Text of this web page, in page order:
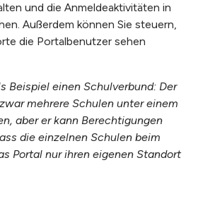
und die Anmeldeaktivitäten in
Außerdem können Sie steuern,
die Portalbenutzer sehen
Beispiel einen Schulverbund: Der
mehrere Schulen unter einem
aber er kann Berechtigungen
die einzelnen Schulen beim
Portal nur ihren eigenen Standort